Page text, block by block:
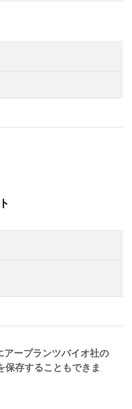
アープランツバイオ社の
保存することもできま